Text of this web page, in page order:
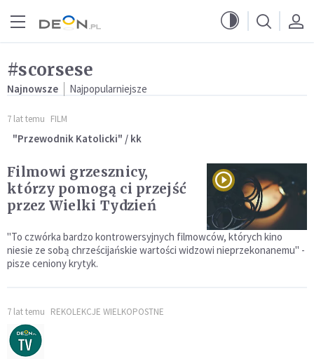
#scorsese
Najnowsze Najpopularniejsze
7 lat temu FILM
"Przewodnik Katolicki" / kk
Filmowi grzesznicy,
którzy pomogą ci przejść
przez Wielki Tydzień
"To czwórka bardzo kontrowersyjnych filmowców, których kino
niesie ze sobą chrześcijańskie wartości widzowi nieprzekonanemu" -
pisze ceniony krytyk.
7 lat temu REKOLEKCJE WIELKOPOSTNE